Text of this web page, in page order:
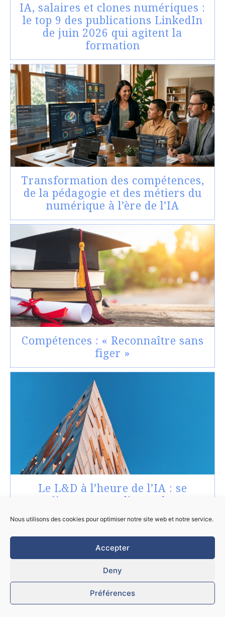
Nous utilisons des cookies pour optimiser notre site web et notre service.
Accepter
Deny
Préférences
IA, salaires et clones numériques :
le top 9 des publications LinkedIn
de juin 2026 qui agitent la
formation
Transformation des compétences,
de la pédagogie et des métiers du
numérique à l’ère de l’IA
Compétences : « Reconnaître sans
figer »
Le L&D à l’heure de l’IA : se
réinventer ou disparaître